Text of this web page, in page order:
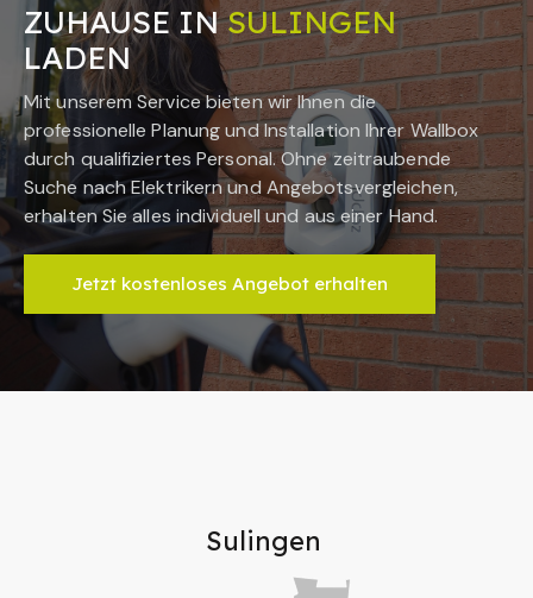
ZUHAUSE INSULINGEN
LADEN
Mit unserem Service bieten wir Ihnen die
professionelle Planung und Installation Ihrer Wallbox
durch qualifiziertes Personal. Ohne zeitraubende
Suche nach Elektrikern und Angebotsvergleichen,
erhalten Sie alles individuell und aus einer Hand.
Jetzt kostenloses Angebot erhalten
Sulingen